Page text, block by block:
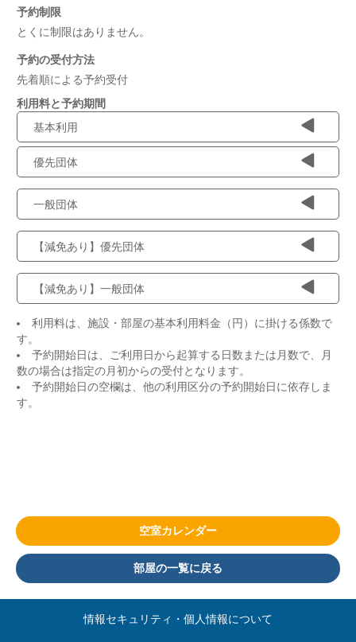
予約制限
とくに制限はありません。
予約の受付方法
先着順による予約受付
利用料と予約期間
基本利用
優先団体
一般団体
【減免あり】優先団体
【減免あり】一般団体
利用料は、施設・部屋の基本利用料金（円）に掛ける係数で
す。
予約開始日は、ご利用日から起算する日数または月数で、月
数の場合は指定の月初からの受付となります。
予約開始日の空欄は、他の利用区分の予約開始日に依存しま
す。
部屋の一覧に戻る
空室カレンダー
情報セキュリティ・個人情報について